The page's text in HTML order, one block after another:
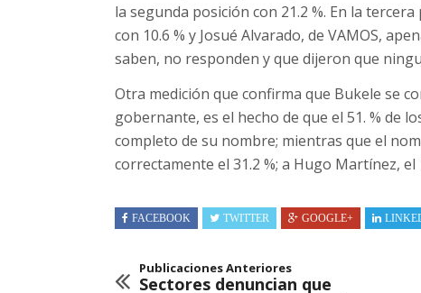
la segunda posición con 21.2 %. En la
con 10.6 % y Josué Alvarado, de VAMOS,
saben, no responden y que dijeron que
Otra medición que confirma que Bukele se
gobernante, es el hecho de que el 51. % de
completo de su nombre; mientras que el
correctamente el 31.2 %; a Hugo Martínez, el
FACEBOOK TWITTER GOOGLE+
Publicaciones Anteriores
Sectores denuncian que